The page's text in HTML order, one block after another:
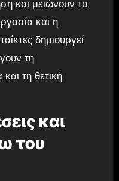
και μειώνουν τα
και η
δημιουργεί
τη
τη θετική
και
του